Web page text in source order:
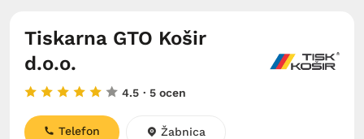
Tiskarna GTO Košir
d.o.o.
4.5 · 5 ocen
Telefon Žabnica